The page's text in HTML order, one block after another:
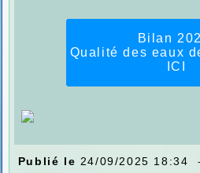
Bilan
Qualité des eaux
ICI
Publié le 24/09/2025 18:34